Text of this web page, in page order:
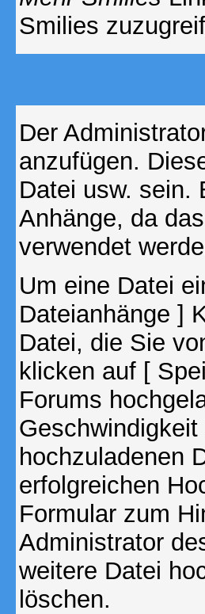
Smilies
Der
anzufügen.
Datei usw. sein.
Anhänge, da
verwendet
Um eine Datei
Dateianhänge ]
Datei, die Sie
klicken auf [
Forums
hochzuladenen
erfolgreichen
Formular zum
Administrator
weitere Datei
löschen.